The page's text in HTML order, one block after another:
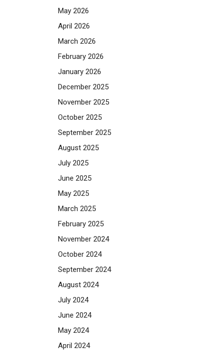
May 2026
April 2026
March 2026
February 2026
January 2026
December 2025
November 2025
October 2025
September 2025
August 2025
July 2025
June 2025
May 2025
March 2025
February 2025
November 2024
October 2024
September 2024
August 2024
July 2024
June 2024
May 2024
April 2024